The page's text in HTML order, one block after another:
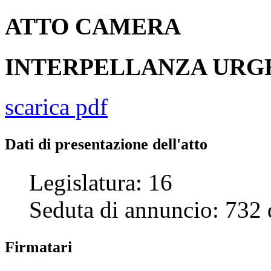
ATTO CAMERA
INTERPELLANZA
scarica pdf
Dati di presentazione dell'atto
Legislatura: 16
Seduta di annuncio: 732
Firmatari